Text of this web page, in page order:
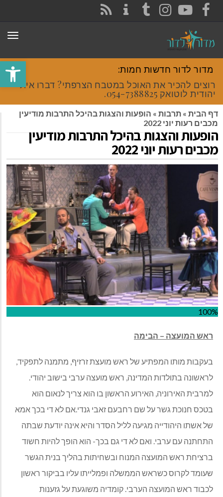
פתח
FACEBOOK
YOUTUBE
INSTAGRAM
TUMBLR
מדור לדור חדשות חמות:
רוצים להכיר את האוכל במטבח הצרפתי? דברו איתי
יהודית לוטואק 054-7388825.
דף הבית » תרבות » הופעות והצגות בהיכל התרבות מודיעין
מכבים רעות יוני 2022
הופעות והצגות בהיכל התרבות מודיעין
מכבים רעות יוני 2022
100%
ראש המועצה – הבימה
בעקבות מותו המפתיע של ראש מועצת זרזיף, מתמנה לתפקיד,
לראשונה בתולדות המדינה, ראש מועצה ערבי בישוב יהודי.
למרבית האירוניה, האירוע הראשון בו הוא צריך לנאום הוא
בטכס חנוכת גשר על שם רחבעם זאבי גנדי.אם לא די בכך אמא
של אשתו היהודייה מגיעה לליל הסדר והיא אינה יודעת שבתה
התחתנה עם ערבי. ואם לא די גם בכך- הוא הופך להיות חשוד
ברציחת ראש המועצה המנוח ובשחיתות בהליך בנית הגשר
שעומד לקרוס כשראש הממשלה ופמלייתו עליו בביקור ראשון
לכבוד ראש המועצה הערבי. קומדיה משוגעת על גזענות